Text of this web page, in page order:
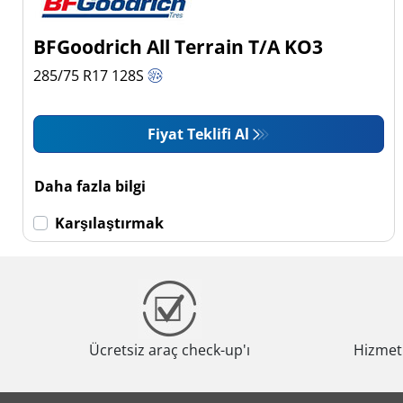
BFGoodrich All Terrain T/A KO3
285/75 R17 128S
Fiyat Teklifi Al
Daha fazla bilgi
Karşılaştırmak
Ücretsiz araç check-up'ı